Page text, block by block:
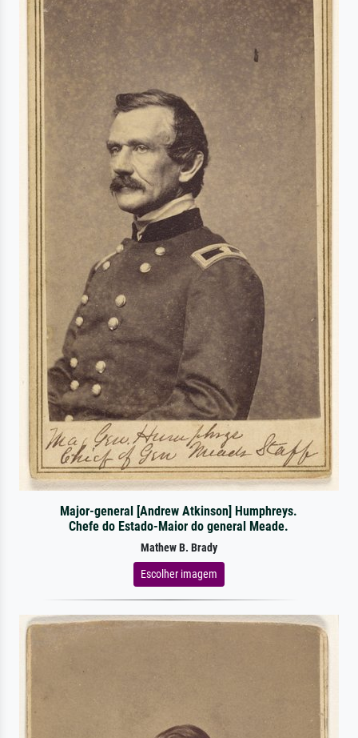
Major-general [Andrew Atkinson] Humphreys.
Chefe do Estado-Maior do general Meade.
Mathew B. Brady
Escolher imagem